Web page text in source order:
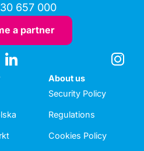
657 000
a partner
About us
Security Policy
Regulations
Cookies Policy